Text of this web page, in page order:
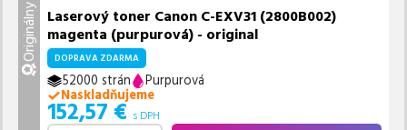
Originálny Laserový toner Canon C-EXV31 (2800B002)
magenta (purpurová) - original
DOPRAVA ZDARMA
52000 strán
Purpurová
Naskladňujeme
152,57 € s DPH